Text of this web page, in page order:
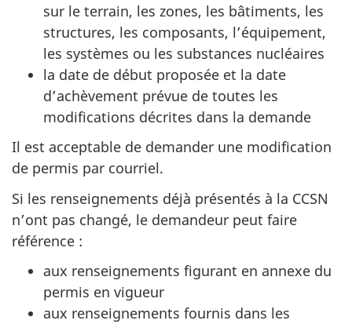
sur le terrain, les zones, les bâtiments, les
structures, les composants, l’équipement,
les systèmes ou les substances nucléaires
la date de début proposée et la date
d’achèvement prévue de toutes les
modifications décrites dans la demande
Il est acceptable de demander une modification
de permis par courriel.
Si les renseignements déjà présentés à la CCSN
n’ont pas changé, le demandeur peut faire
référence :
aux renseignements figurant en annexe du
permis en vigueur
aux renseignements fournis dans les